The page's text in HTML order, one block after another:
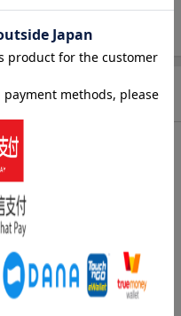
ースより）
語を読みやすい日本語に再
より）
／朝顔／乙女／玉鬘／初音